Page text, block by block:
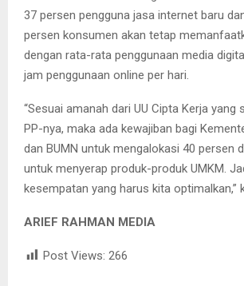
37 persen pengguna jasa internet baru
persen konsumen akan tetap
dengan rata-rata penggunaan media
jam penggunaan online per hari.
“Sesuai amanah dari UU Cipta Kerja yang
PP-nya, maka ada kewajiban bagi
dan BUMN untuk mengalokasi 40 persen
untuk menyerap produk-produk UMKM.
kesempatan yang harus kita optimalkan,”
ARIEF RAHMAN MEDIA
Post Views: 266